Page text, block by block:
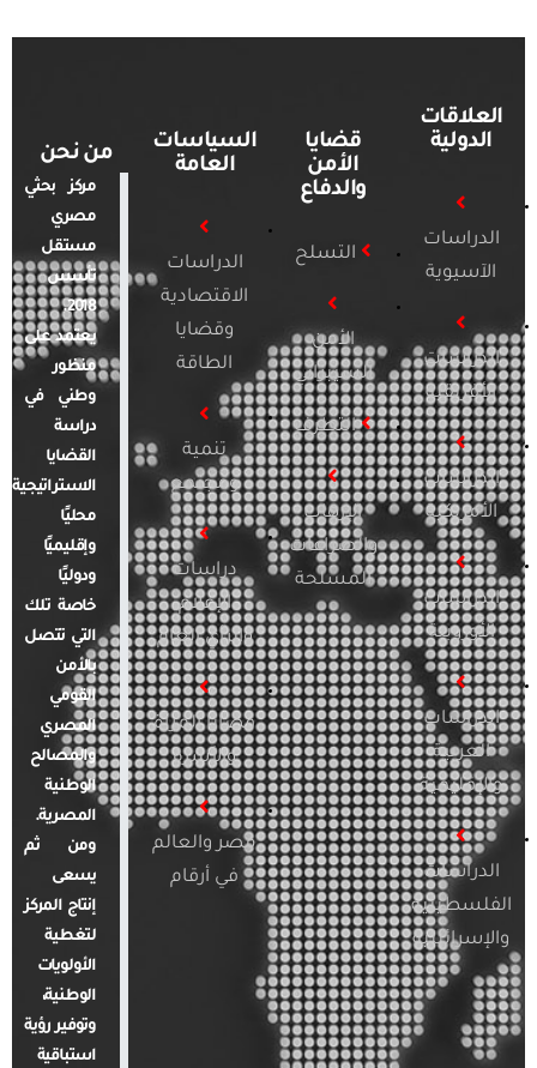
العلاقات
الدولية
الدراسات
الآسيوية
الدراسات
الأفريقية
الدراسات
الأمريكية
الدراسات
الأوروبية
الدراسات
العربية
والإقليمية
الدراسات
الفلسطينية
والإسرائيلية
قضايا
الأمن
والدفاع
التسلح
الأمن
السيبراني
التطرف
الإرهاب
والصراعات
المسلحة
السياسات
العامة
الدراسات
الاقتصادية
وقضايا
الطاقة
تنمية
ومجتمع
دراسات
الإعلام
والرأي العام
قضايا المرأة
والأسرة
مصر والعالم
في أرقام
من نحن
مركز بحثي
مصري
مستقل
تأسس
2018.
يعتمد على
منظور
وطني في
دراسة
القضايا
الاستراتيجية
محليًا
وإقليميًا
ودوليًا
خاصة تلك
التي تتصل
بالأمن
القومي
المصري
والمصالح
الوطنية
المصرية.
ومن ثم
يسعى
إنتاج المركز
لتغطية
الأولويات
الوطنية،
وتوفير رؤية
استباقية